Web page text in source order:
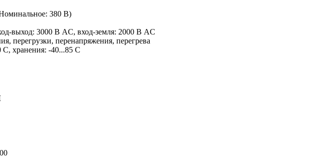
380 В)
выход: 3000 В AC, вход-земля: 2000 В AC
перегрузки, перенапряжения, перегрева
хранения: -40...85 C